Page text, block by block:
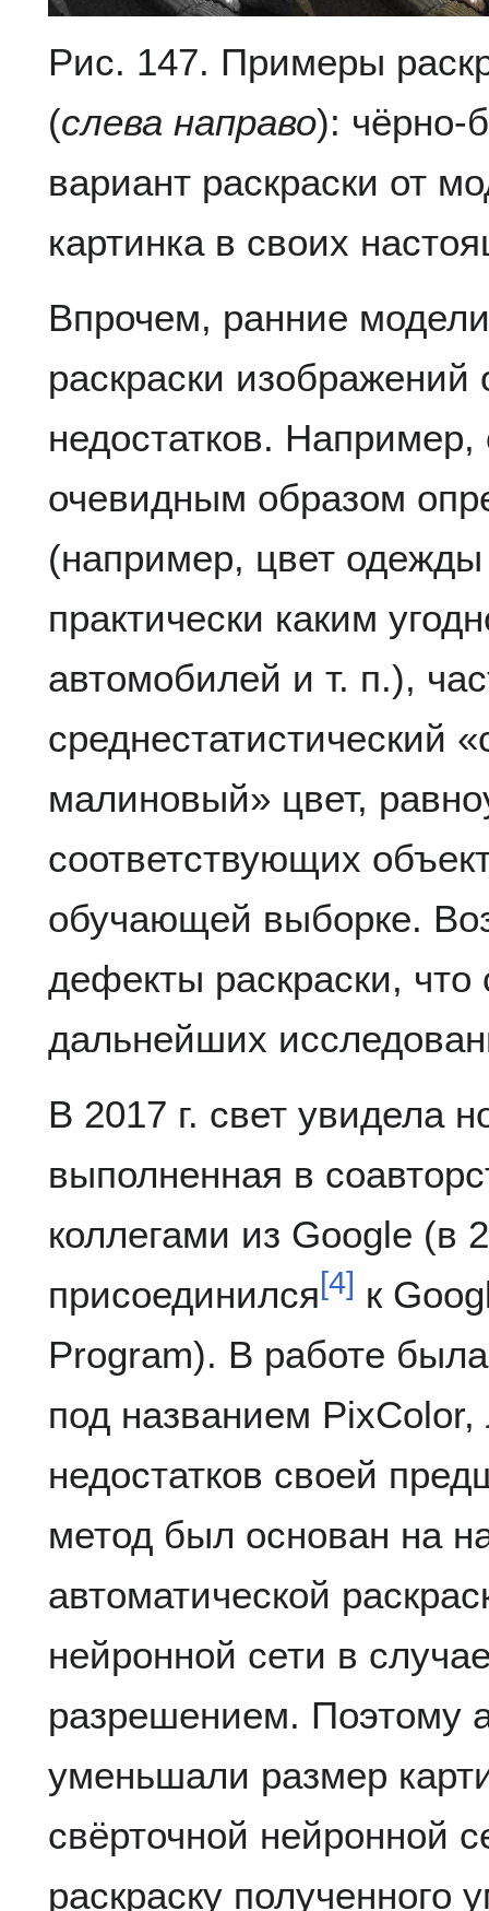
Рис. 147. Примеры
(слева направо): чёрно-
вариант раскраски от
картинка в своих
Впрочем, ранние
раскраски
недостатков.
очевидным образом
(например, цвет
практически каким
автомобилей и т. п.),
среднестатистический
малиновый» цвет,
соответствующих
обучающей выборке.
дефекты раскраски,
дальнейших
В 2017 г. свет увидела
выполненная в
коллегами из Google (в
присоединился[4] к
Program). В работе
под названием
недостатков своей
метод был основан на
автоматической
нейронной сети в
разрешением. Поэтому
уменьшали размер
свёрточной нейронной
раскраску полученного